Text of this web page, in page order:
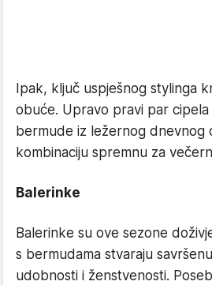
Ipak, ključ uspješnog stylinga
obuće. Upravo pravi par
bermude iz ležernog dnevnog
kombinaciju spremnu za
Balerinke
Balerinke su ove sezone
s bermudama stvaraju
udobnosti i ženstvenosti.